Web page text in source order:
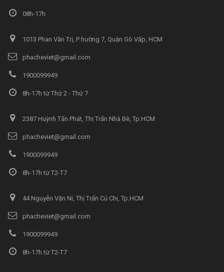
08h-17h
1013 Phan Văn Trị, P hường 7, Quận Gò Vấp, HCM
phacheviet@gmail.com
1900099949
8h-17h từ Thứ 2 - Thứ 7
2387 Huỳnh Tấn Phát, Thị Trấn Nhà Bè, Tp.HCM
phacheviet@gmail.com
1900099949
8h-17h từ T2-T7
44 Nguyễn Văn Ni, Thị Trấn Củ Chi, Tp.HCM
phacheviet@gmail.com
1900099949
8h-17h từ T2-T7